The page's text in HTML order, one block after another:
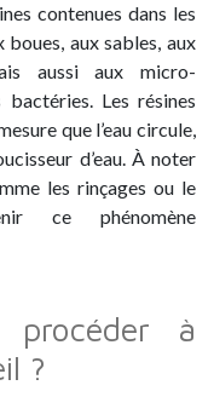
contenues dans les
boues, aux sables, aux
aussi aux micro-
Les résines
que l’eau circule,
d’eau. À noter
les rinçages ou le
ce phénomène
procéder à
?